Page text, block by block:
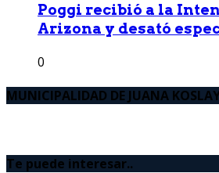
Poggi recibió a la
Arizona y desató
0
MUNICIPALIDAD DE JUANA
Te puede interesar..